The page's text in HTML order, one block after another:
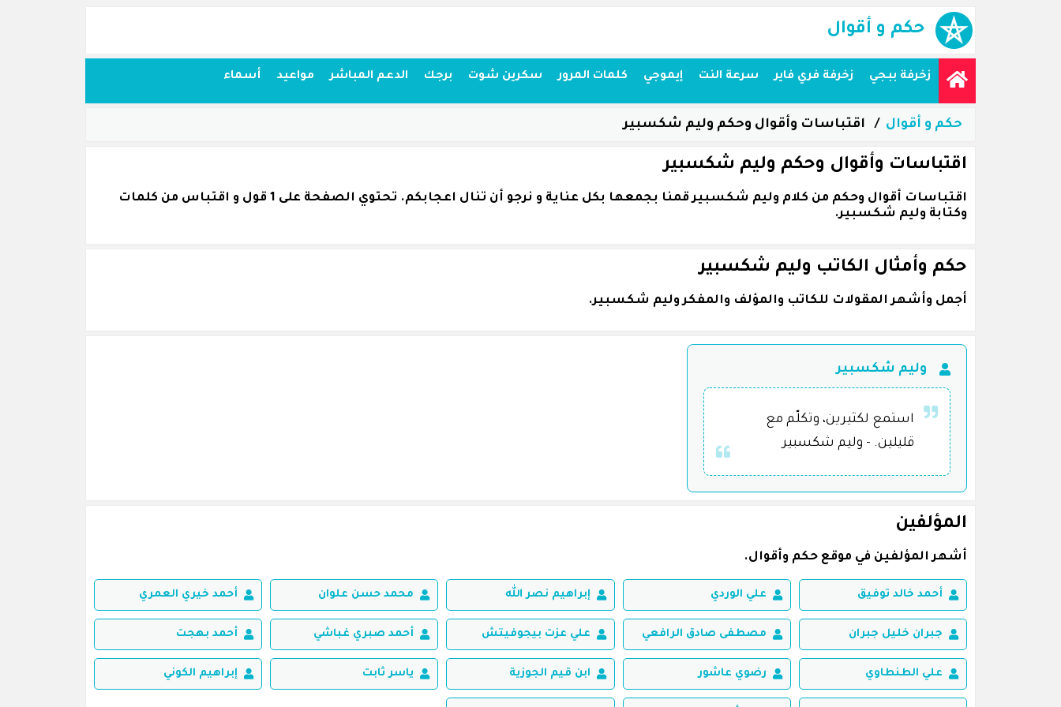
حكم و أقوال
زخرفة ببجي زخرفة فري فاير سرعة النت إيموجي كلمات المرور سكرين شوت برجك الدعم المباشر مواعيد أسماء
حكم و أقوال اقتباسات وأقوال وحكم وليم شكسبير
اقتباسات وأقوال وحكم وليم شكسبير
اقتباسات أقوال وحكم من كلام وليم شكسبير قمنا بجمعها بكل عناية و نرجو أن تنال اعجابكم. تحتوي الصفحة على 1 قول و اقتباس من كلمات
وكتابة وليم شكسبير.
حكم وأمثال الكاتب وليم شكسبير
أجمل وأشهر المقولات للكاتب والمؤلف والمفكر وليم شكسبير.
وليم شكسبير
استمع لكثيرين، وتكلّم مع
قليلين. - وليم شكسبير
المؤلفين
أشهر المؤلفين في موقع حكم وأقوال.
أحمد خالد توفيق علي الوردي إبراهيم نصر الله محمد حسن علوان أحمد خيري العمري
جبران خليل جبران مصطفى صادق الرافعي علي عزت بيجوفيتش أحمد صبري غباشي أحمد بهجت
علي الطنطاوي رضوي عاشور ابن قيم الجوزية ياسر ثابت إبراهيم الكوني